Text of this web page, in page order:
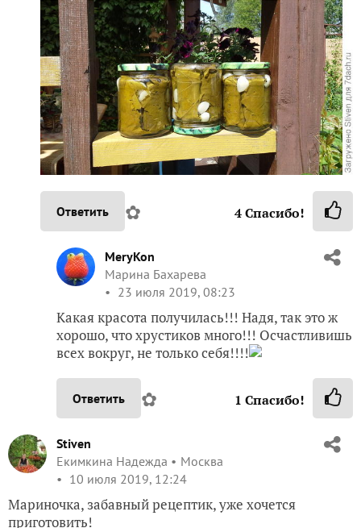
Ответить ✿ 4Спасибо!
MeryKon
Марина Бахарева
23 июля 2019, 08:23
Какая красота получилась!!! Надя, так это ж
хорошо, что хрустиков много!!! Осчастливишь
всех вокруг, не только себя!!!!
Ответить ✿ 1 Спасибо!
Stiven
Екимкина Надежда
Москва
10 июля 2019, 12:24
Мариночка, забавный рецептик, уже хочется
приготовить!